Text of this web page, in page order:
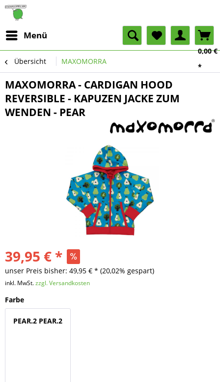
Menü
0,00 €
*
Übersicht MAXOMORRA
MAXOMORRA - CARDIGAN HOOD
REVERSIBLE - KAPUZEN JACKE ZUM
WENDEN - PEAR
39,95 € *
unser Preis bisher: 49,95 € * (20,02% gespart)
inkl. MwSt.zzgl. Versandkosten
Farbe
PEAR.2 PEAR.2